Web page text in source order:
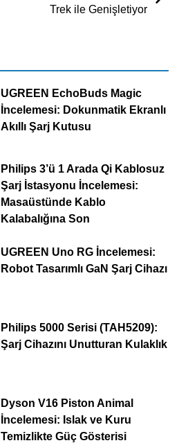
Trek ile Genişletiyor
UGREEN EchoBuds Magic
İncelemesi: Dokunmatik Ekranlı
Akıllı Şarj Kutusu
Philips 3’ü 1 Arada Qi Kablosuz
Şarj İstasyonu İncelemesi:
Masaüstünde Kablo
Kalabalığına Son
UGREEN Uno RG İncelemesi:
Robot Tasarımlı GaN Şarj Cihazı
Philips 5000 Serisi (TAH5209):
Şarj Cihazını Unutturan Kulaklık
Dyson V16 Piston Animal
İncelemesi: Islak ve Kuru
Temizlikte Güç Gösterisi